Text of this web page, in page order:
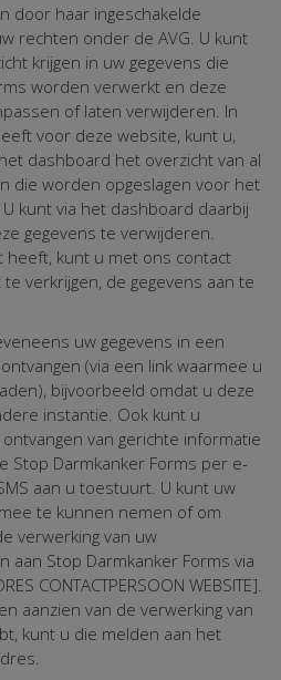
door haar ingeschakelde
rechten onder de AVG. U kunt
krijgen in uw gegevens die
worden verwerkt en deze
of laten verwijderen. In
voor deze website, kunt u,
dashboard het overzicht van al
die worden opgeslagen voor het
kunt via het dashboard daarbij
gegevens te verwijderen.
heeft, kunt u met ons contact
verkrijgen, de gegevens aan te
uw gegevens in een
(via een link waarmee u
bijvoorbeeld omdat u deze
instantie. Ook kunt u
van gerichte informatie
Stop Darmkanker Forms per e-
aan u toestuurt. U kunt uw
te kunnen nemen of om
verwerking van uw
aan Stop Darmkanker Forms via
CONTACTPERSOON WEBSITE].
aanzien van de verwerking van
kunt u die melden aan het